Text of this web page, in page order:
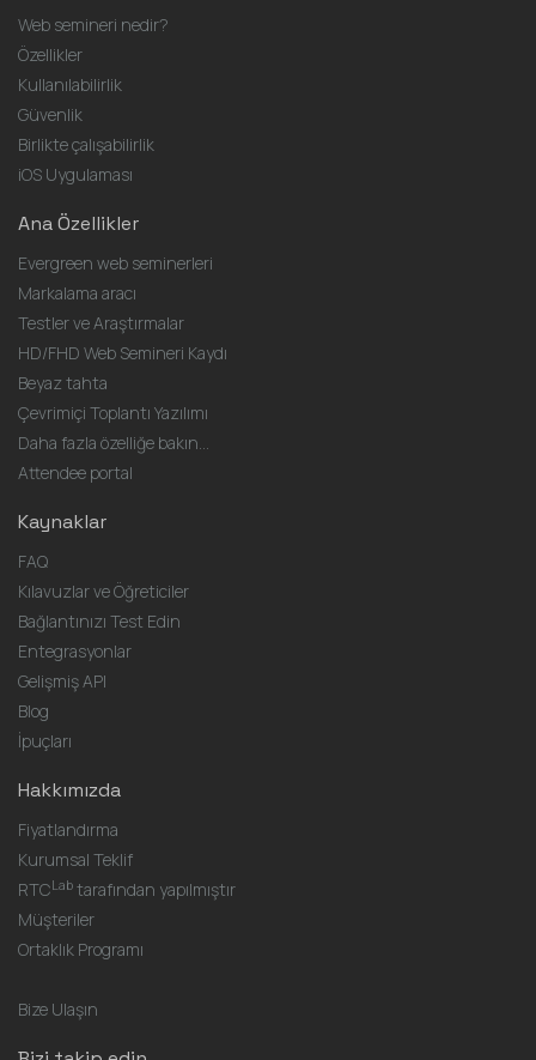
Web semineri nedir?
Özellikler
Kullanılabilirlik
Güvenlik
Birlikte çalışabilirlik
iOS Uygulaması
Ana Özellikler
Evergreen web seminerleri
Markalama aracı
Testler ve Araştırmalar
HD/FHD Web Semineri Kaydı
Beyaz tahta
Çevrimiçi Toplantı Yazılımı
Daha fazla özelliğe bakın...
Attendee portal
Kaynaklar
FAQ
Kılavuzlar ve Öğreticiler
Bağlantınızı Test Edin
Entegrasyonlar
Gelişmiş API
Blog
İpuçları
Hakkımızda
Fiyatlandırma
Kurumsal Teklif
RTCLab tarafından yapılmıştır
Müşteriler
Ortaklık Programı
Bize Ulaşın